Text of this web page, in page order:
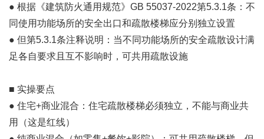
● 根据《建筑防火通用规范》GB 55037-2022第5.3.1条：不
同使用功能场所的安全出口和疏散楼梯应分别独立设置
● 但第5.3.1条注释说明：当不同功能场所的安全疏散设计满
足各自要求且互不影响时，可共用疏散设施
■ 实操要点
● 住宅+商业混合：住宅疏散楼梯必须独立，不能与商业共
用（这是红线）